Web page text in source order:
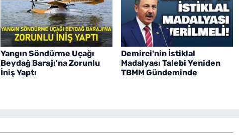
Yangın Söndürme Uçağı
Beydağ Barajı'na Zorunlu
İniş Yaptı
Demirci'nin İstiklal
Madalyası Talebi Yeniden
TBMM Gündeminde